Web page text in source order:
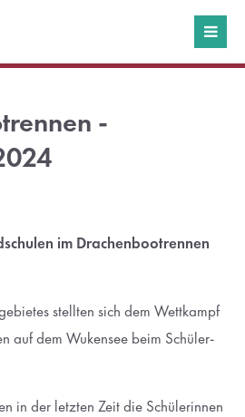
-
im Drachenbootrennen
stellten sich dem Wettkampf
auf dem Wukensee beim Schüler-
in der letzten Zeit die Schülerinnen